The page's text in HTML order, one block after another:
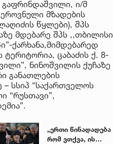
გაფრინდაშვილი, ი/მ
ეროვნული მზადების
წყლები), შპს
მდებარე შპს ,,თბილისი
ქარხანა,მიმდებარედ
ცაბაძის ქ. 8-
ნინოშვილის ქუჩაზე
განათლების
– სსიპ “საქართველოს
“რუსთავი”,
„ერთი წინადადება
რომ ვთქვა, ის